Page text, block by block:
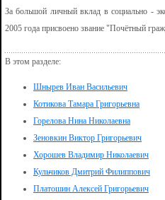
За большой личный вклад в социально -
2005 года присвоено звание "Почётный
В этом разделе:
Шнырев Иван Васильевич
Котикова Тамара Григорьевна
Горелова Нина Николаевна
Зеновкин Виктор Григорьевич
Хорошев Владимир Николаевич
Кульчиков Дмитрий Филиппович
Платошин Алексей Григорьевич